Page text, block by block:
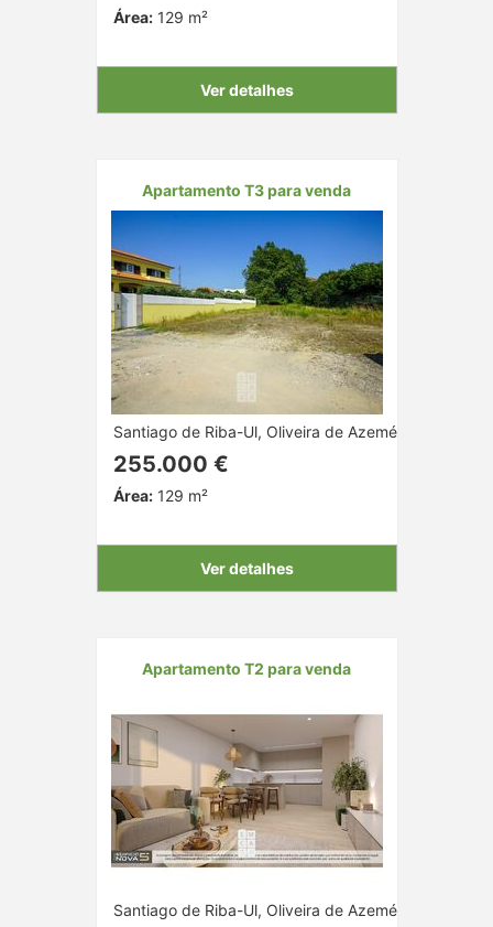
Área:129 m²
Ver detalhes
Apartamento T3 para venda
Santiago de Riba-Ul, Oliveira de Azeméis, Aveiro
255.000 €
Área:129 m²
Ver detalhes
Apartamento T2 para venda
Santiago de Riba-Ul, Oliveira de Azeméis, Aveiro